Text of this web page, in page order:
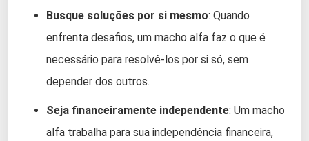
Busque soluções por si mesmo: Quando
enfrenta desafios, um macho alfa faz o que é
necessário para resolvê-los por si só, sem
depender dos outros.
Seja financeiramente independente: Um macho
alfa trabalha para sua independência financeira,